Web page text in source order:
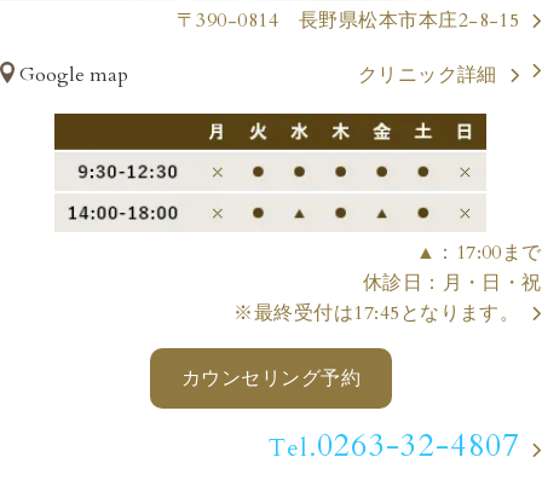
〒390-0814 長野県松本市本庄2-8-15
Google map クリニック詳細
▲：17:00まで
休診日：月・日・祝
※最終受付は17:45となります。
カウンセリング予約
Tel.0263-32-4807